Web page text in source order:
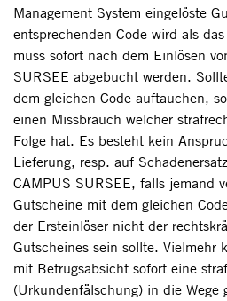
Management System eingelöste
entsprechenden Code wird als
muss sofort nach dem Einlösen
SURSEE abgebucht werden.
dem gleichen Code auftauchen,
einen Missbrauch welcher
Folge hat. Es besteht kein
Lieferung, resp. auf
CAMPUS SURSEE, falls jemand
Gutscheine mit dem gleichen
der Ersteinlöser nicht der
Gutscheines sein sollte. Vielmehr
mit Betrugsabsicht sofort eine
(Urkundenfälschung) in die Wege